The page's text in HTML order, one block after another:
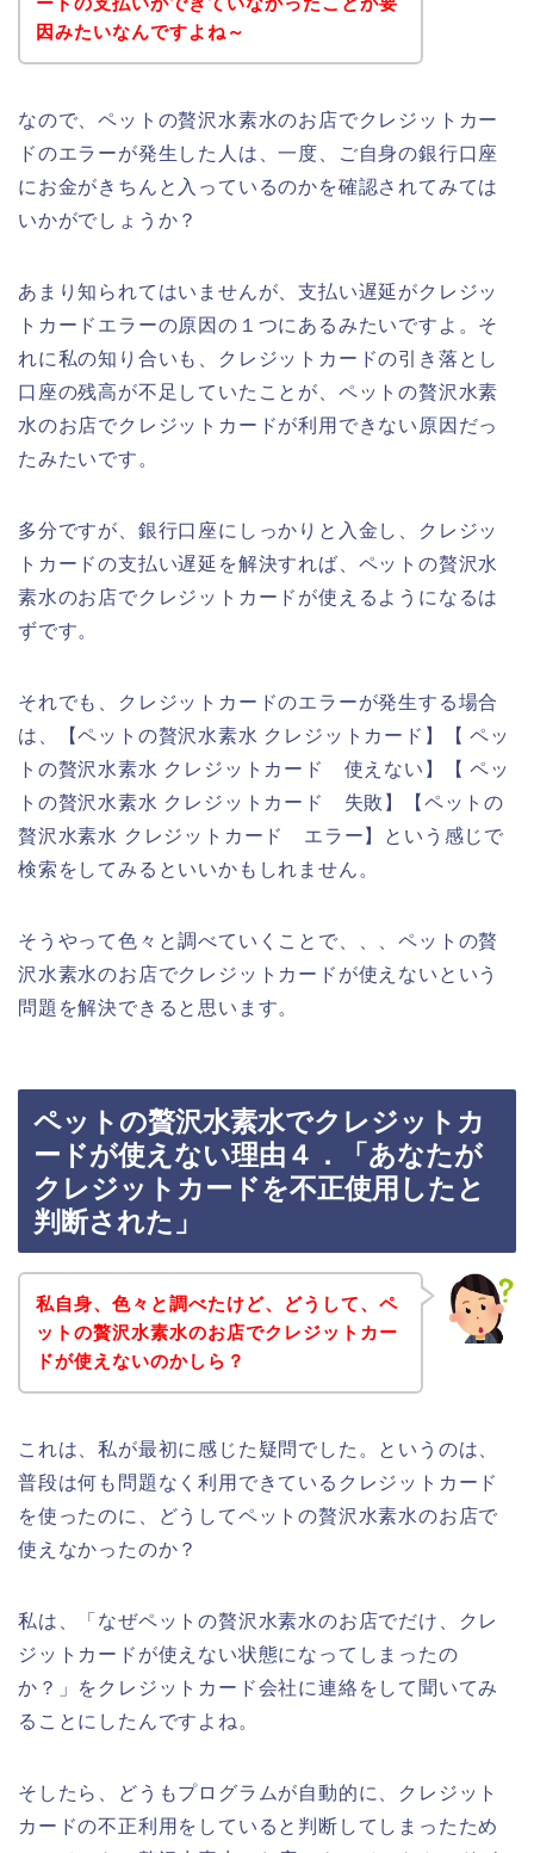
因みたいなんですよね～
なので、ペットの贅沢水素水のお店でクレジットカー
ドのエラーが発生した人は、一度、ご自身の銀行口座
にお金がきちんと入っているのかを確認されてみては
いかがでしょうか？
あまり知られてはいませんが、支払い遅延がクレジッ
トカードエラーの原因の１つにあるみたいですよ。そ
れに私の知り合いも、クレジットカードの引き落とし
口座の残高が不足していたことが、ペットの贅沢水素
水のお店でクレジットカードが利用できない原因だっ
たみたいです。
多分ですが、銀行口座にしっかりと入金し、クレジッ
トカードの支払い遅延を解決すれば、ペットの贅沢水
素水のお店でクレジットカードが使えるようになるは
ずです。
それでも、クレジットカードのエラーが発生する場合
は、【ペットの贅沢水素水 クレジットカード】【 ペッ
トの贅沢水素水 クレジットカード 使えない】【 ペッ
トの贅沢水素水 クレジットカード 失敗】【ペットの
贅沢水素水 クレジットカード エラー】という感じで
検索をしてみるといいかもしれません。
そうやって色々と調べていくことで、、、ペットの贅
沢水素水のお店でクレジットカードが使えないという
問題を解決できると思います。
ペットの贅沢水素水でクレジットカ
ードが使えない理由４．「あなたが
クレジットカードを不正使用したと
判断された」
私自身、色々と調べたけど、どうして、ペ
ットの贅沢水素水のお店でクレジットカー
ドが使えないのかしら？
これは、私が最初に感じた疑問でした。というのは、
普段は何も問題なく利用できているクレジットカード
を使ったのに、どうしてペットの贅沢水素水のお店で
使えなかったのか？
私は、「なぜペットの贅沢水素水のお店でだけ、クレ
ジットカードが使えない状態になってしまったの
か？」をクレジットカード会社に連絡をして聞いてみ
ることにしたんですよね。
そしたら、どうもプログラムが自動的に、クレジット
カードの不正利用をしていると判断してしまったため